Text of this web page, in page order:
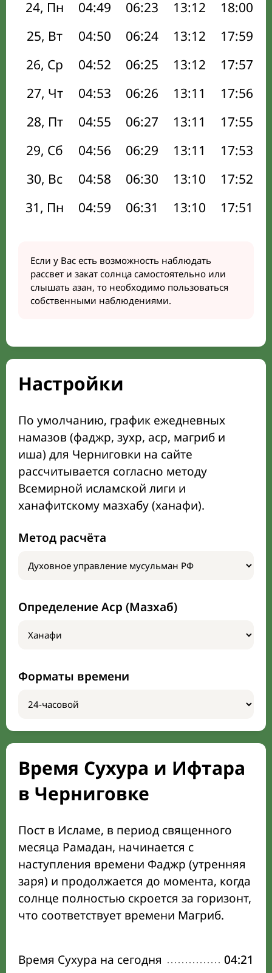
24, Пн
04:49 06:23 13:12 18:00
25, Вт
04:50 06:24 13:12 17:59
26, Ср
04:52 06:25 13:12 17:57
27, Чт
04:53 06:26 13:11 17:56
28, Пт
04:55 06:27 13:11 17:55
29, Сб
04:56 06:29 13:11 17:53
30, Вс
04:58 06:30 13:10 17:52
31, Пн
04:59 06:31 13:10 17:51
Если у Вас есть возможность наблюдать
рассвет и закат солнца самостоятельно или
слышать азан, то необходимо пользоваться
собственными наблюдениями.
Настройки
По умолчанию, график ежедневных
намазов (фаджр, зухр, аср, магриб и
иша) для Черниговки на сайте
рассчитывается согласно методу
Всемирной исламской лиги и
ханафитскому мазхабу (ханафи).
Метод расчёта
Определение Аср (Мазхаб)
Форматы времени
Время Сухура и Ифтара
в Черниговке
Пост в Исламе, в период священного
месяца Рамадан, начинается с
наступления времени Фаджр (утренняя
заря) и продолжается до момента, когда
солнце полностью скроется за горизонт,
что соответствует времени Магриб.
Время Сухура на сегодня 04:21